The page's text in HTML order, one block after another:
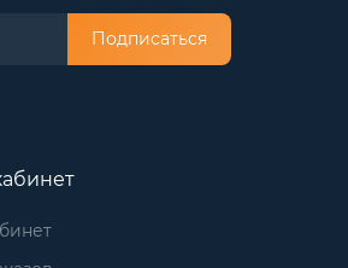
Подписаться